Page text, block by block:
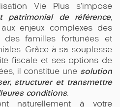
Vie Plus s’impose
patrimonial de référence,
enjeux complexes des
des familles fortunées et
Grâce à sa souplesse
fiscale et ses options de
il constitue une solution
structurer et transmettre
conditions.
naturellement à votre